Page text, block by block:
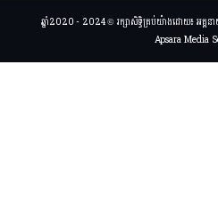
ឆ្នាំ2020 - 2024 © រក្សាសិទ្ធិគ្រប់យ៉ាងដោយ៖ អគ្គនា
Apsara Media